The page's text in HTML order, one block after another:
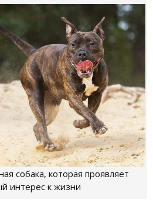
собака, которая проявляет
интерес к жизни